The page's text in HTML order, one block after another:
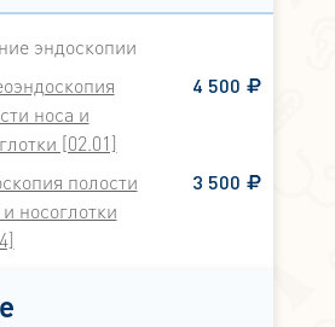
эндоскопии
носа и
[02.01]
4 500
полости
носоглотки
3 500